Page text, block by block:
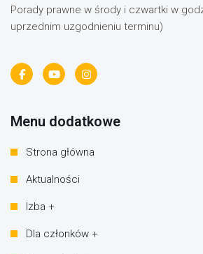
Porady prawne w środy i czwartki w
uprzednim uzgodnieniu terminu)
Menu dodatkowe
Strona główna
Aktualności
Izba +
Dla członków +